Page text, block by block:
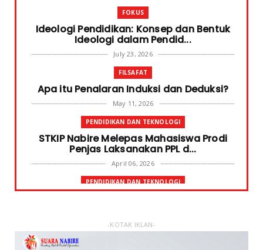
FOKUS
Ideologi Pendidikan: Konsep dan Bentuk
Ideologi dalam Pendid...
July 23, 2026
FILSAFAT
Apa itu Penalaran Induksi dan Deduksi?
May 11, 2026
PENDIDIKAN DAN TEKNOLOGI
STKIP Nabire Melepas Mahasiswa Prodi
Penjas Laksanakan PPL d...
April 06, 2026
PENDIDIKAN DAN TEKNOLOGI
January 31, 2026
-KOTAK IKLAN-